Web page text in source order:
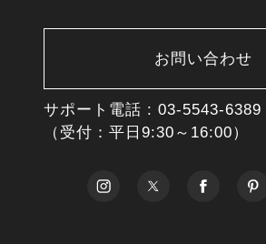
お問い合わせ
サポート電話 : 03-5543-6389
（受付：平日9:30～16:00）